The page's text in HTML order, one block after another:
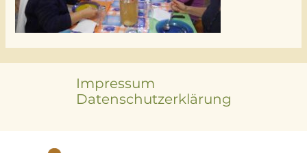
Impressum
Datenschutzerklärung